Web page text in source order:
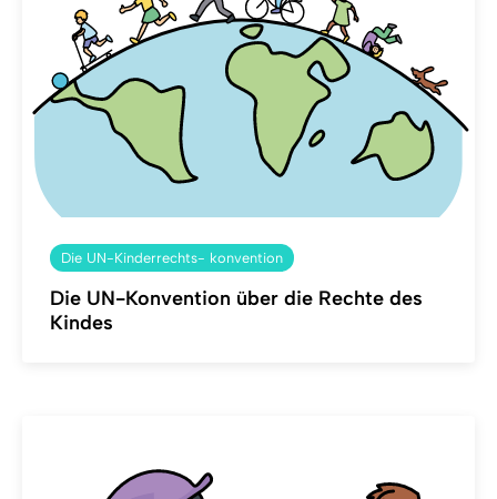
Die UN-Kinderrechts- konvention
Die UN-Konvention über die Rechte des
Kindes